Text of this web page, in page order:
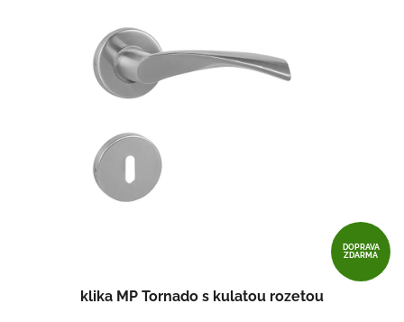
DOPRAVA
ZDARMA
klika MP Tornado s kulatou rozetou